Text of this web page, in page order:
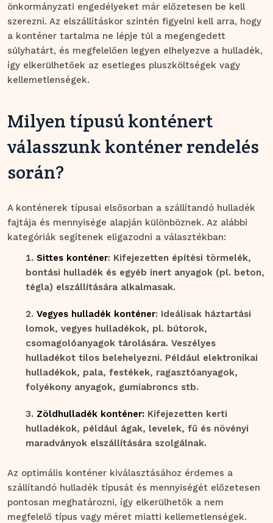
önkormányzati engedélyeket már előzetesen be kell
szerezni. Az elszállításkor szintén figyelni kell arra, hogy
a konténer tartalma ne lépje túl a megengedett
súlyhatárt, és megfelelően legyen elhelyezve a hulladék,
így elkerülhetőek az esetleges pluszköltségek vagy
kellemetlenségek.
Milyen típusú konténert
válasszunk konténer rendelés
során?
A konténerek típusai elsősorban a szállítandó hulladék
fajtája és mennyisége alapján különböznek. Az alábbi
kategóriák segítenek eligazodni a választékban:
Sittes konténer: Kifejezetten építési törmelék,
bontási hulladék és egyéb inert anyagok (pl. beton,
tégla) elszállítására alkalmasak.
Vegyes hulladék konténer: Ideálisak háztartási
lomok, vegyes hulladékok, pl. bútorok,
csomagolóanyagok tárolására. Veszélyes
hulladékot tilos belehelyezni. Például elektronikai
hulladékok, pala, festékek, ragasztóanyagok,
folyékony anyagok, gumiabroncs stb.
Zöldhulladék konténer: Kifejezetten kerti
hulladékok, például ágak, levelek, fű és növényi
maradványok elszállítására szolgálnak.
Az optimális konténer kiválasztásához érdemes a
szállítandó hulladék típusát és mennyiségét előzetesen
pontosan meghatározni, így elkerülhetők a nem
megfelelő típus vagy méret miatti kellemetlenségek.